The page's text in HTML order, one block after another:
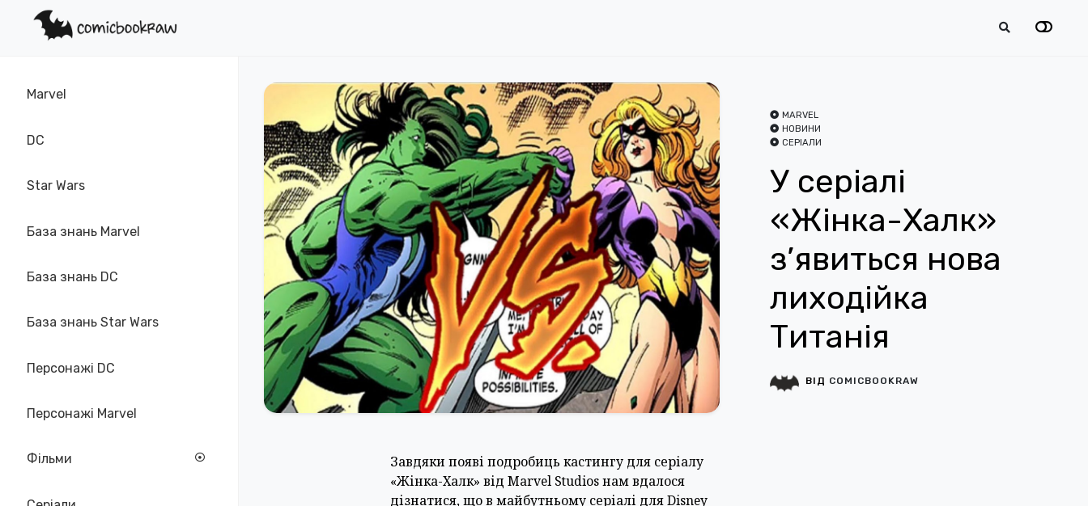
Marvel
DC
Star Wars
База знань Marvel
База знань DC
База знань Star Wars
Персонажі DC
Персонажі Marvel
Фільми
Завдяки появі подробиць кастингу для серіалу
«Жінка-Халк» від Marvel Studios нам вдалося
дізнатися, що в майбутньому серіалі для Disney
MARVEL
НОВИНИ
СЕРІАЛИ
У серіалі
«Жінка-Халк»
з’явиться нова
лиходійка
Титанія
ВІД COMICBOOKRAW